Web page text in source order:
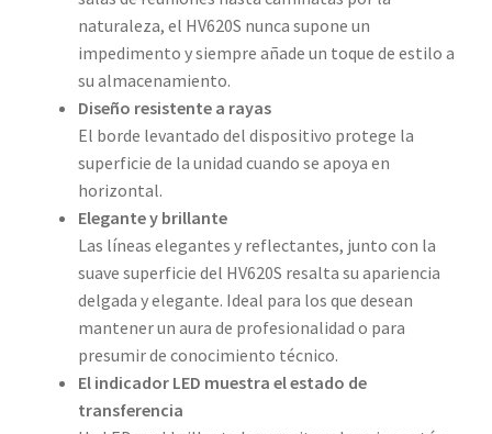
naturaleza, el HV620S nunca supone un
impedimento y siempre añade un toque de estilo a
su almacenamiento.
Diseño resistente a rayas
El borde levantado del dispositivo protege la
superficie de la unidad cuando se apoya en
horizontal.
Elegante y brillante
Las líneas elegantes y reflectantes, junto con la
suave superficie del HV620S resalta su apariencia
delgada y elegante. Ideal para los que desean
mantener un aura de profesionalidad o para
presumir de conocimiento técnico.
El indicador LED muestra el estado de
transferencia